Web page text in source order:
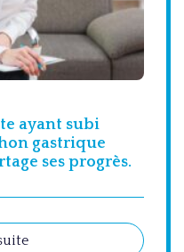
ayant subi
gastrique
ses progrès.